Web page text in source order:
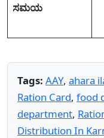
ಸಮಯ
Tags: AAY, ahara
Ration Card, food
department,
Distribution In